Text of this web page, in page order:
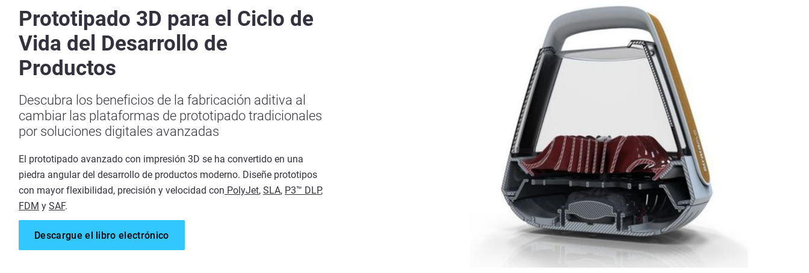
Prototipado 3D para el Ciclo de
Vida del Desarrollo de
Productos
Descubra los beneficios de la fabricación aditiva al
cambiar las plataformas de prototipado tradicionales
por soluciones digitales avanzadas
El prototipado avanzado con impresión 3D se ha convertido en una
piedra angular del desarrollo de productos moderno. Diseñe prototipos
con mayor flexibilidad, precisión y velocidad con PolyJet, SLA, P3™ DLP,
FDM y SAF.
Descargue el libro electrónico